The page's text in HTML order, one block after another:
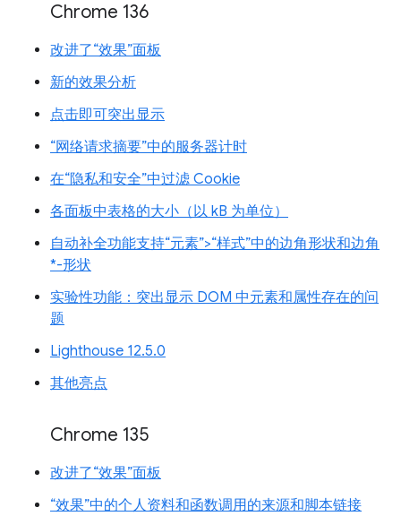
Chrome 136
改进了“效果”面板
新的效果分析
点击即可突出显示
“网络请求摘要”中的服务器计时
在“隐私和安全”中过滤 Cookie
各面板中表格的大小（以 kB 为单位）
自动补全功能支持“元素”>“样式”中的边角形状和边角
*-形状
实验性功能：突出显示 DOM 中元素和属性存在的问
题
Lighthouse 12.5.0
其他亮点
Chrome 135
改进了“效果”面板
“效果”中的个人资料和函数调用的来源和脚本链接